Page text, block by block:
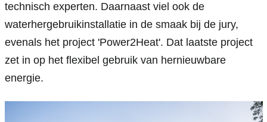
technisch experten. Daarnaast viel ook de
waterhergebruikinstallatie in de smaak bij de jury,
evenals het project 'Power2Heat'. Dat laatste project
zet in op het flexibel gebruik van hernieuwbare
energie.